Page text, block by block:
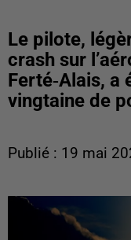
Le pilote,
crash sur
Ferté‑Alais, a
vingtaine de
Publié : 19 mai